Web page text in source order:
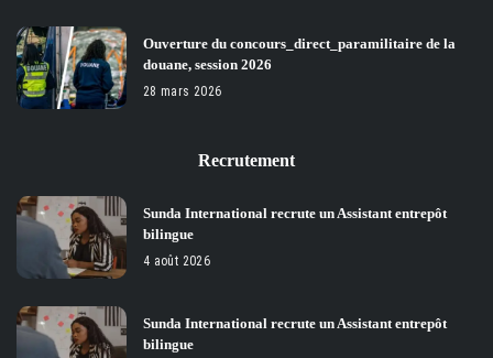
Ouverture du concours_direct_paramilitaire de la
douane, session 2026
28 mars 2026
Recrutement
Sunda International recrute un Assistant entrepôt
bilingue
4 août 2026
Sunda International recrute un Assistant entrepôt
bilingue